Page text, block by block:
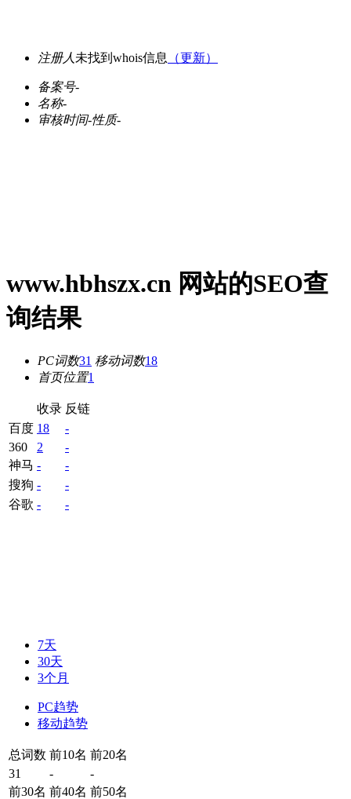
注册人 未找到whois信息 （更新）
备案号-
名称-
审核时间-性质-
www.hbhszx.cn 网站的SEO查
询结果
PC词数31 移动词数18
首页位置1
收录 反链
百度 18
-
360
2
-
神马 -
-
搜狗 -
-
谷歌 - -
7天
30天
3个月
PC趋势
移动趋势
总词数 前10名 前20名
31
-
-
前30名 前40名 前50名